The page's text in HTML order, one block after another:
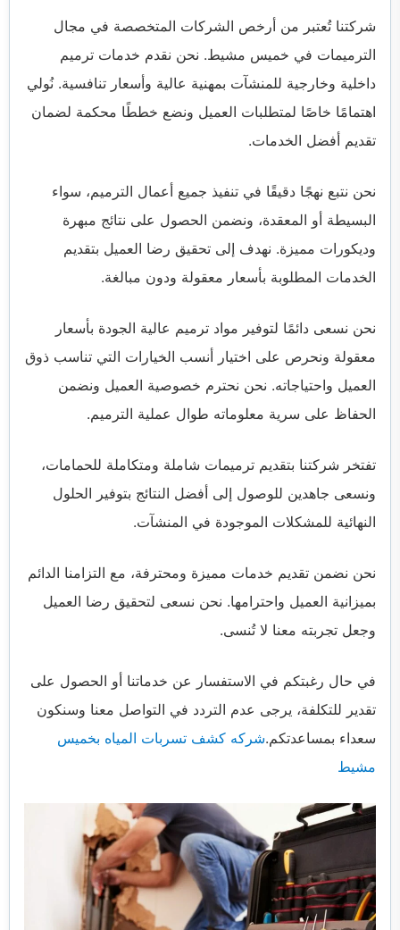
شركتنا تُعتبر من أرخص الشركات المتخصصة في مجال
الترميمات في خميس مشيط. نحن نقدم خدمات ترميم
داخلية وخارجية للمنشآت بمهنية عالية وأسعار تنافسية. نُولي
اهتمامًا خاصًا لمتطلبات العميل ونضع خططًا محكمة لضمان
تقديم أفضل الخدمات.
نحن نتبع نهجًا دقيقًا في تنفيذ جميع أعمال الترميم، سواء
البسيطة أو المعقدة، ونضمن الحصول على نتائج مبهرة
وديكورات مميزة. نهدف إلى تحقيق رضا العميل بتقديم
الخدمات المطلوبة بأسعار معقولة ودون مبالغة.
نحن نسعى دائمًا لتوفير مواد ترميم عالية الجودة بأسعار
معقولة ونحرص على اختيار أنسب الخيارات التي تناسب ذوق
العميل واحتياجاته. نحن نحترم خصوصية العميل ونضمن
الحفاظ على سرية معلوماته طوال عملية الترميم.
تفتخر شركتنا بتقديم ترميمات شاملة ومتكاملة للحمامات،
ونسعى جاهدين للوصول إلى أفضل النتائج بتوفير الحلول
النهائية للمشكلات الموجودة في المنشآت.
نحن نضمن تقديم خدمات مميزة ومحترفة، مع التزامنا الدائم
بميزانية العميل واحترامها. نحن نسعى لتحقيق رضا العميل
وجعل تجربته معنا لا تُنسى.
في حال رغبتكم في الاستفسار عن خدماتنا أو الحصول على
تقدير للتكلفة، يرجى عدم التردد في التواصل معنا وسنكون
سعداء بمساعدتكم.شركه كشف تسربات المياه بخميس
مشيط